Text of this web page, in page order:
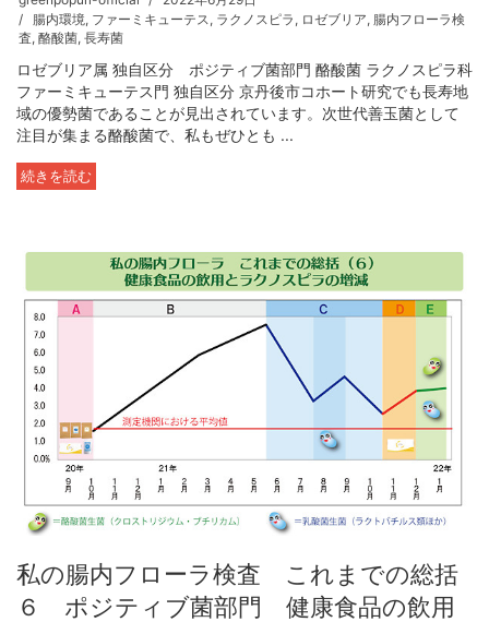
腸内環境, ファーミキューテス , ラクノスピラ , ロゼブリア, 腸内フローラ検
査, 酪酸菌, 長寿菌
ロゼブリア属 独自区分 ポジティブ菌部門 酪酸菌 ラクノスピラ科
ファーミキューテス門 独自区分 京丹後市コホート研究でも長寿地
域の優勢菌であることが見出されています。次世代善玉菌として
注目が集まる酪酸菌で、私もぜひとも ...
続きを読む
私の腸内フローラ検査 これまでの総括
６ ポジティブ菌部門 健康食品の飲用